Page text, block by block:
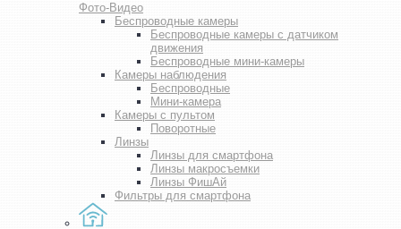
Фото-Видео
Беспроводные камеры
Беспроводные камеры с датчиком
движения
Беспроводные мини-камеры
Камеры наблюдения
Беспроводные
Мини-камера
Камеры с пультом
Поворотные
Линзы
Линзы для смартфона
Линзы макросъемки
Линзы ФишАй
Фильтры для смартфона